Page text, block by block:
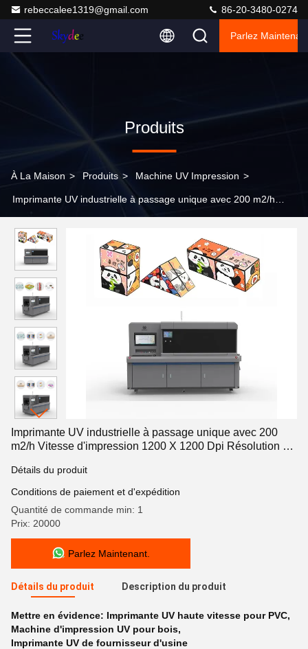
rebeccalee1319@gmail.com 86-20-3480-0274
Parlez
Produits
À La Maison > Produits > Machine UV Impression >
Imprimante UV industrielle à passage unique avec 200 m2/h
séchage à lampe UV LED
Imprimante UV industrielle à passage unique avec 200
m2/h Vitesse d'impression 1200 X 1200 Dpi Résolution et
Détails du produit
Conditions de paiement et d'expédition
Quantité de commande min: 1
Prix: 20000
Parlez Maintenant.
Détails du produit Description du produit
Mettre en évidence: Imprimante UV haute vitesse pour PVC,
Machine d'impression UV pour bois,
Imprimante UV de fournisseur d'usine